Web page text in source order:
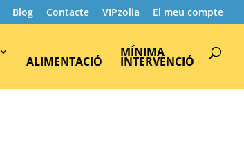
Blog Contacte VIPzolia El meu compte
ALIMENTACIÓ
MÍNIMA
INTERVENCIÓ